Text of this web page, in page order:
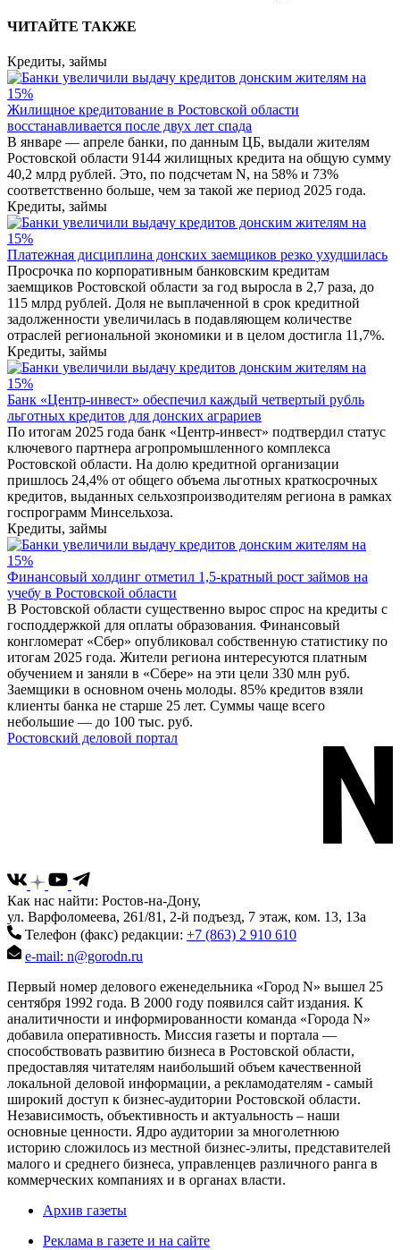
ЧИТАЙТЕ ТАКЖЕ
Кредиты, займы
Жилищное кредитование в Ростовской области
восстанавливается после двух лет спада
В январе — апреле банки, по данным ЦБ, выдали жителям
Ростовской области 9144 жилищных кредита на общую сумму
40,2 млрд рублей. Это, по подсчетам N, на 58% и 73%
соответственно больше, чем за такой же период 2025 года.
Кредиты, займы
Платежная дисциплина донских заемщиков резко ухудшилась
Просрочка по корпоративным банковским кредитам
заемщиков Ростовской области за год выросла в 2,7 раза, до
115 млрд рублей. Доля не выплаченной в срок кредитной
задолженности увеличилась в подавляющем количестве
отраслей региональной экономики и в целом достигла 11,7%.
Кредиты, займы
Банк «Центр-инвест» обеспечил каждый четвертый рубль
льготных кредитов для донских аграриев
По итогам 2025 года банк «Центр-инвест» подтвердил статус
ключевого партнера агропромышленного комплекса
Ростовской области. На долю кредитной организации
пришлось 24,4% от общего объема льготных краткосрочных
кредитов, выданных сельхозпроизводителям региона в рамках
госпрограмм Минсельхоза.
Кредиты, займы
Финансовый холдинг отметил 1,5-кратный рост займов на
учебу в Ростовской области
В Ростовской области существенно вырос спрос на кредиты с
господдержкой для оплаты образования. Финансовый
конгломерат «Сбер» опубликовал собственную статистику по
итогам 2025 года. Жители региона интересуются платным
обучением и заняли в «Сбере» на эти цели 330 млн руб.
Заемщики в основном очень молоды. 85% кредитов взяли
клиенты банка не старше 25 лет. Суммы чаще всего
небольшие — до 100 тыс. руб.
Ростовский деловой портал
Как нас найти: Ростов-на-Дону,
ул. Варфоломеева, 261/81, 2-й подъезд, 7 этаж, ком. 13, 13а
Телефон (факс) редакции: +7 (863) 2 910 610
e-mail: n@gorodn.ru
Первый номер делового еженедельника «Город N» вышел 25
сентября 1992 года. В 2000 году появился сайт издания. К
аналитичности и информированности команда «Города N»
добавила оперативность. Миссия газеты и портала —
способствовать развитию бизнеса в Ростовской области,
предоставляя читателям наибольший объем качественной
локальной деловой информации, а рекламодателям - самый
широкий доступ к бизнес-аудитории Ростовской области.
Независимость, объективность и актуальность – наши
основные ценности. Ядро аудитории за многолетнюю
историю сложилось из местной бизнес-элиты, представителей
малого и среднего бизнеса, управленцев различного ранга в
коммерческих компаниях и в органах власти.
Архив газеты
Реклама в газете и на сайте